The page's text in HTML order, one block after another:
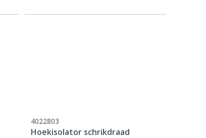
4022803
Hoekisolator schrikdraad